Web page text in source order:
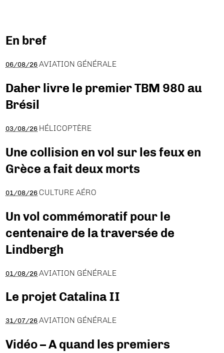
En bref
06/08/26 AVIATION GÉNÉRALE
Daher livre le premier TBM 980 au
Brésil
03/08/26 HÉLICOPTÈRE
Une collision en vol sur les feux en
Grèce a fait deux morts
01/08/26 CULTURE AÉRO
Un vol commémoratif pour le
centenaire de la traversée de
Lindbergh
01/08/26 AVIATION GÉNÉRALE
Le projet Catalina II
31/07/26 AVIATION GÉNÉRALE
Vidéo – A quand les premiers